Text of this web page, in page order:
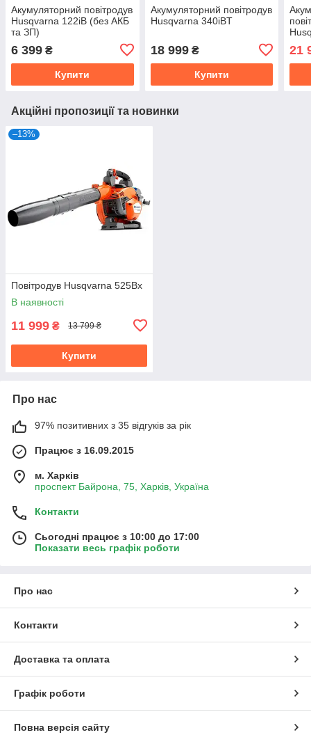
Акумуляторний повітродув
Husqvarna 122iB (без АКБ
та ЗП)
6 399 ₴
Купити
Акумуляторний повітродув
Husqvarna 340iBT
18 999₴
Купити
21
Акційні пропозиції та новинки
–13%
Повітродув Husqvarna 525Bx
В наявності
11 999 ₴ 13 799 ₴
Купити
Про нас
97% позитивних з 35 відгуків за рік
Працює з 16.09.2015
м. Харків
проспект Байрона, 75, Харків, Україна
Контакти
Сьогодні працює з 10:00 до 17:00
Показати весь графік роботи
Про нас
Контакти
Доставка та оплата
Графік роботи
Повна версія сайту